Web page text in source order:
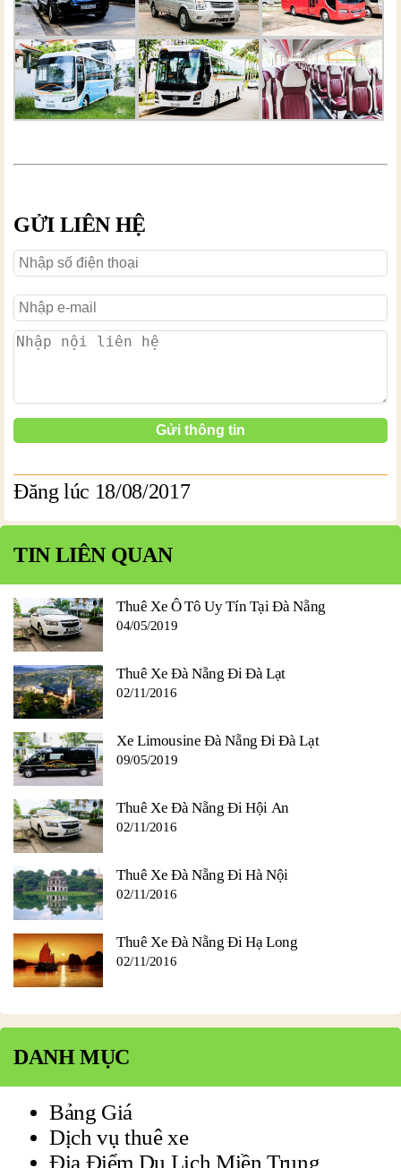
GỬI LIÊN HỆ
Đăng lúc 18/08/2017
TIN LIÊN QUAN
Thuê Xe Ô Tô Uy Tín Tại Đà Nẵng
04/05/2019
Thuê Xe Đà Nẵng Đi Đà Lạt
02/11/2016
Xe Limousine Đà Nẵng Đi Đà Lạt
09/05/2019
Thuê Xe Đà Nẵng Đi Hội An
02/11/2016
Thuê Xe Đà Nẵng Đi Hà Nội
02/11/2016
Thuê Xe Đà Nẵng Đi Hạ Long
02/11/2016
DANH MỤC
Bảng Giá
Dịch vụ thuê xe
Địa Điểm Du Lịch Miền Trung